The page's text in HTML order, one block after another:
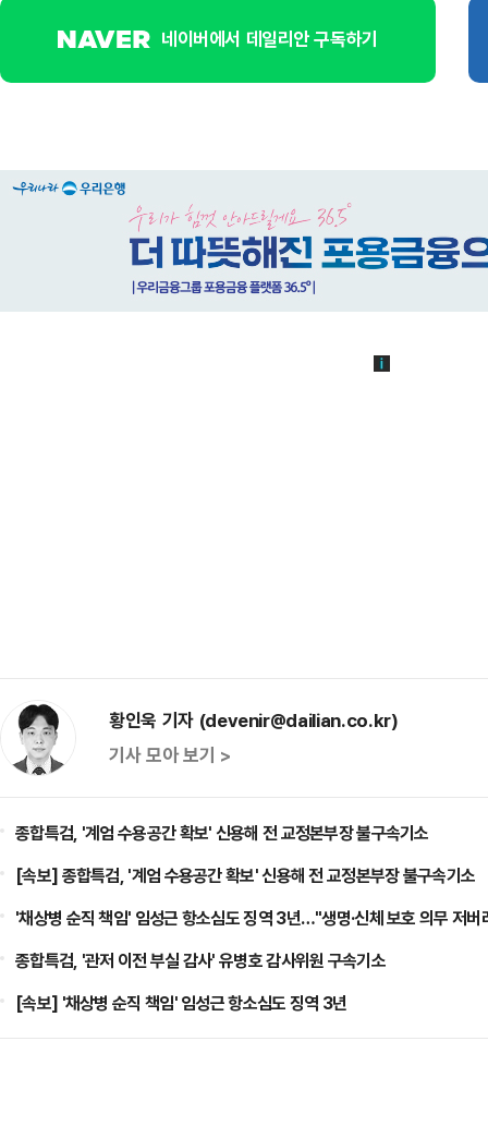
네이버에서 데일리안 구독하기
황인욱 기자 (devenir@dailian.co.kr)
기사 모아 보기 >
종합특검, '계엄 수용공간 확보' 신용해 전 교정본부장 불구속기소
[속보] 종합특검, '계엄 수용공간 확보' 신용해 전 교정본부장 불구속기소
'채상병 순직 책임' 임성근 항소심도 징역 3년…"생명·신체 보호 의무 저버
종합특검, '관저 이전 부실 감사' 유병호 감사위원 구속기소
[속보] '채상병 순직 책임' 임성근 항소심도 징역 3년